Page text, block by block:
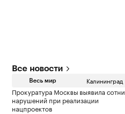
Все новости
Весь мир Калининград
Прокуратура Москвы выявила сотни
нарушений при реализации
нацпроектов